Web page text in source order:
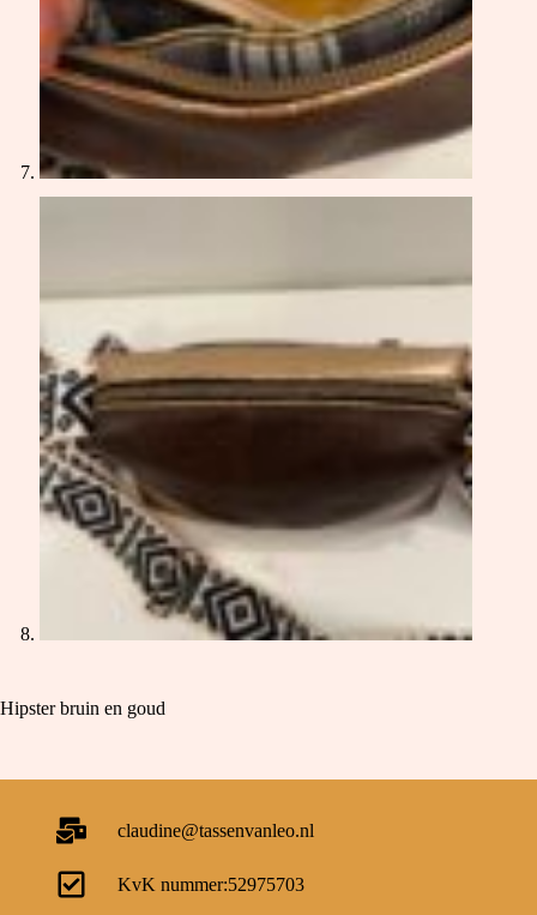
Hipster bruin en goud
claudine@tassenvanleo.nl
KvK nummer:52975703